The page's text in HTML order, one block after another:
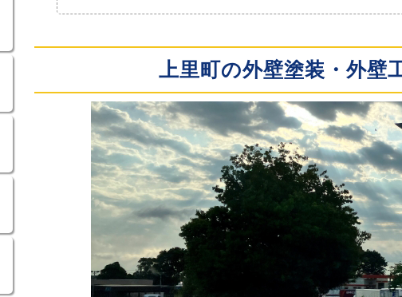
上里町の外壁塗装・外壁